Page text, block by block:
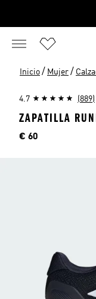
Inicio / Mujer /
4.7 (889)
ZAPATILLA
Precio
€ 60